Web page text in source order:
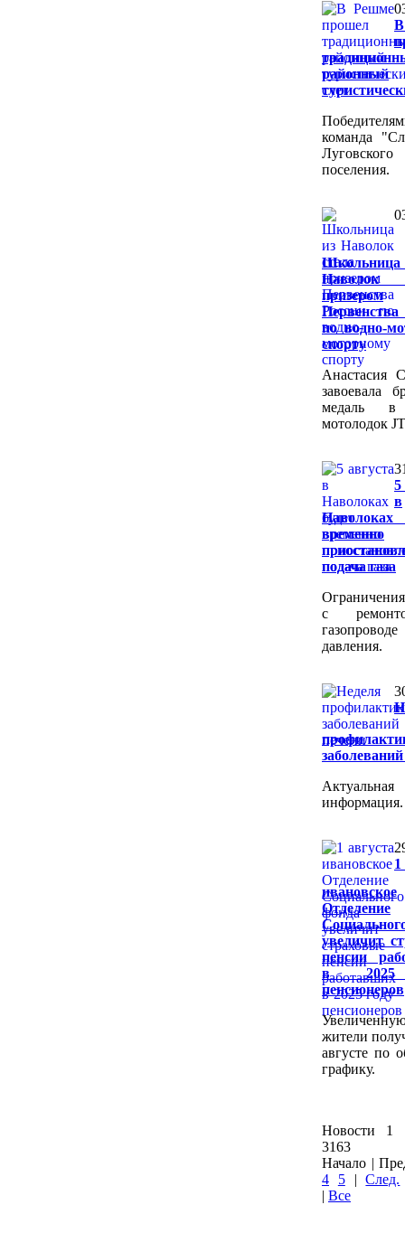
районный
команда
Луговского
поселения.
Наволок
призером
по водно-
спорту
Анастасия
завоевала
медаль в
мотолодок
5
в
временно
подача газа
с
давления.
Актуальная
информация.
1
ивановское
Отделение
увеличит
пенсии
в 2025
пенсионеров
жители
августе по
графику.
Новости
3163
Начало |
4
5|След.
| Все